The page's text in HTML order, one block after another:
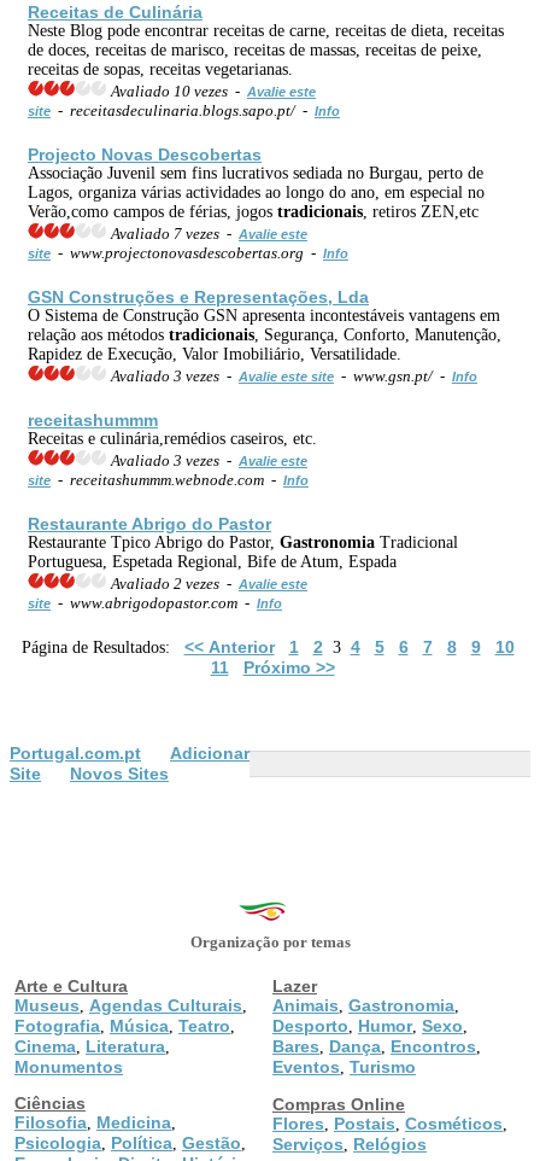
Receitas de Culinária
Neste Blog pode encontrar receitas de carne, receitas de dieta, receitas
de doces, receitas de marisco, receitas de massas, receitas de peixe,
receitas de sopas, receitas vegetarianas.
Avaliado 10 vezes - Avalie este
site - receitasdeculinaria.blogs.sapo.pt/ - Info
Projecto Novas Descobertas
Associação Juvenil sem fins lucrativos sediada no Burgau, perto de
Lagos, organiza várias actividades ao longo do ano, em especial no
Verão,como campos de férias, jogos tradicionais , retiros ZEN,etc
Avaliado 7 vezes - Avalie este
site - www.projectonovasdescobertas.org - Info
GSN Construções e Representações, Lda
O Sistema de Construção GSN apresenta incontestáveis vantagens em
relação aos métodos tradicionais , Segurança, Conforto, Manutenção,
Rapidez de Execução, Valor Imobiliário, Versatilidade.
Avaliado 3 vezes - Avalie este site - www.gsn.pt/ - Info
receitashummm
Receitas e culinária,remédios caseiros, etc.
Avaliado 3 vezes - Avalie este
site - receitashummm.webnode.com - Info
Restaurante Abrigo do Pastor
Restaurante Tpico Abrigo do Pastor, Gastronomia Tradicional
Portuguesa, Espetada Regional, Bife de Atum, Espada
Avaliado 2 vezes - Avalie este
site - www.abrigodopastor.com - Info
Página de Resultados: << Anterior 1 2 3 4 5 6 7 8 9
10
11
Próximo >>
Portugal.com.pt
Adicionar
Site
Novos Sites
Organização por temas
Arte e Cultura
Museus
Agendas Culturais
Fotografia Música Teatro
Cinema Literatura
Monumentos
Ciências
Filosofia Medicina
Psicologia Política Gestão
Lazer
Animais Gastronomia
Desporto Humor, Sexo
Bares Dança Encontros
Eventos Turismo
Compras Online
Flores
Postais Cosméticos
Serviços Relógios